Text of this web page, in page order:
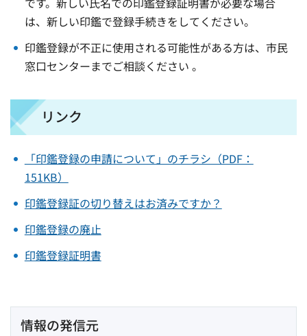
は、新しい印鑑で登録手続きをしてください。
印鑑登録が不正に使用される可能性がある方は、市民
窓口センターまでご相談ください 。
リンク
「印鑑登録の申請について」のチラシ（PDF：
151KB）
印鑑登録証の切り替えはお済みですか？
印鑑登録の廃止
印鑑登録証明書
情報の発信元